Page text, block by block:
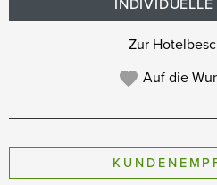
INDIVIDUELLE
Zur
Auf die